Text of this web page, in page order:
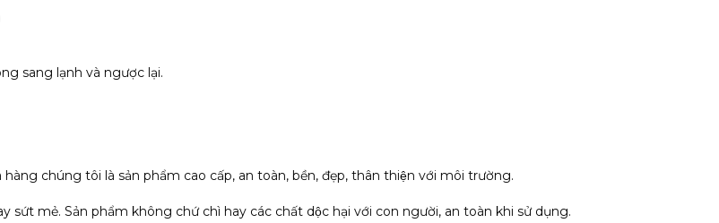
sang lạnh và ngược lại.
hàng chúng tôi là sản phẩm cao cấp, an toàn, bền, đẹp, thân thiện với môi trường.
sứt mẻ. Sản phẩm không chứ chì hay các chất dộc hại với con người, an toàn khi sử dụng.